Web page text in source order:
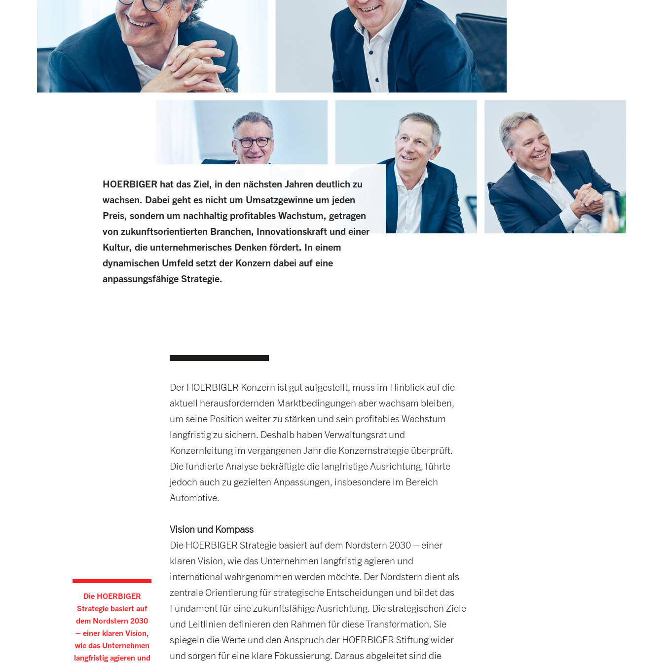
HOERBIGER hat das Ziel, in den nächsten Jahren deutlich zu
wachsen. Dabei geht es nicht um Umsatzgewinne um jeden
Preis, sondern um nachhaltig profitables Wachstum, getragen
von zukunftsorientierten Branchen, Innovationskraft und einer
Kultur, die unternehmerisches Denken fördert. In einem
dynamischen Umfeld setzt der Konzern dabei auf eine
anpassungsfähige Strategie.
Der HOERBIGER Konzern ist gut aufgestellt, muss im Hinblick auf die
aktuell herausfordernden Marktbedingungen aber wachsam bleiben,
um seine Position weiter zu stärken und sein profitables Wachstum
langfristig zu sichern. Deshalb haben Verwaltungsrat und
Konzernleitung im vergangenen Jahr die Konzernstrategie überprüft.
Die fundierte Analyse bekräftigte die langfristige Ausrichtung, führte
jedoch auch zu gezielten Anpassungen, insbesondere im Bereich
Automotive.
Die HOERBIGER
Strategie basiert auf
dem Nordstern 2030
– einer klaren Vision,
wie das Unternehmen
langfristig agieren und
Vision und Kompass
Die HOERBIGER Strategie basiert auf dem Nordstern 2030 – einer
klaren Vision, wie das Unternehmen langfristig agieren und
international wahrgenommen werden möchte. Der Nordstern dient als
zentrale Orientierung für strategische Entscheidungen und bildet das
Fundament für eine zukunftsfähige Ausrichtung. Die strategischen Ziele
und Leitlinien definieren den Rahmen für diese Transformation. Sie
spiegeln die Werte und den Anspruch der HOERBIGER Stiftung wider
und sorgen für eine klare Fokussierung. Daraus abgeleitet sind die